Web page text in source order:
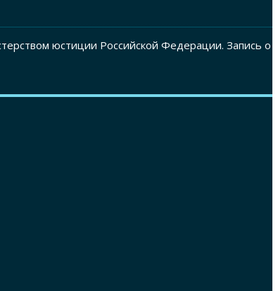
юстиции Российской Федерации. Запись о